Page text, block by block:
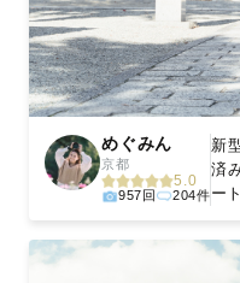
めぐみん
京都
5.0
957回 204件
新
済
ー